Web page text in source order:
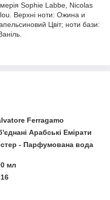
Sophie Labbe, Nicolas
Верхні ноти: Ожина и
Цвіт; ноти бази:
Ferragamo
Арабські Емірати
- Парфумована вода
мл